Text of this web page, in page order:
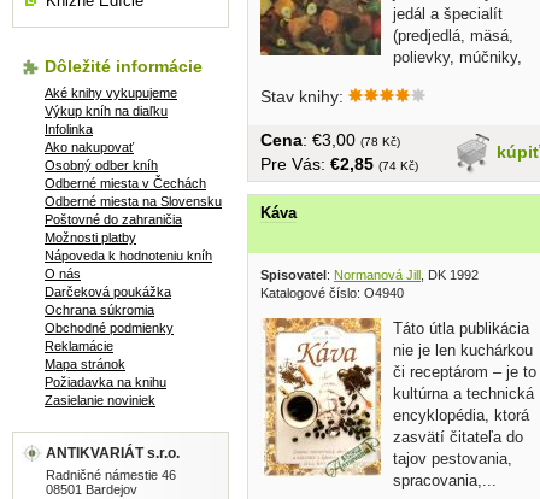
jedál a špecialít
(predjedlá, mäsá,
polievky, múčniky,
Stav knihy:
kúpiť
Cena: €3,00 (78 Kč)
Pre Vás: €2,85 (74 Kč)
Káva
Spisovatel: Normanová Jill , DK 1992
Katalogové číslo: O4940
Táto útla publikácia
nie je len kuchárkou
či receptárom – je to
kultúrna a technická
encyklopédia, ktorá
zasvätí čitateľa do
tajov pestovania,
spracovania,...
Dôležité informácie
Aké knihy vykupujeme
Výkup kníh na diaľku
Infolinka
Ako nakupovať
Osobný odber kníh
Odberné miesta v Čechách
Odberné miesta na Slovensku
Poštovné do zahraničia
Možnosti platby
Nápoveda k hodnoteniu kníh
O nás
Darčeková poukážka
Ochrana súkromia
Obchodné podmienky
Reklamácie
Mapa stránok
Požiadavka na knihu
Zasielanie noviniek
ANTIKVARIÁT s.r.o.
Radničné námestie 46
08501 Bardejov